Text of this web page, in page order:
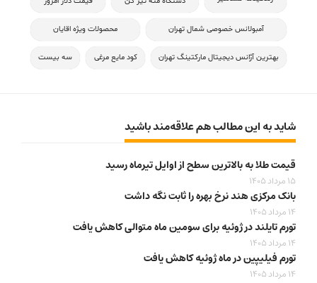
آمبولانس خصوصی شمال تهران محصولات ویژه اقایان
بهترین آژانس دیجیتال مارکتینگ تهران کود مایع مرغی سه بیست
شاید به این مطالب هم علاقه‌مند باشید
قیمت طلا به بالاترین سطح از اوایل تیرماه رسید
15 مرداد 1405
بانک مرکزی هند نرخ بهره را ثابت نگه داشت
14 مرداد 1405
تورم تایلند در ژوئیه برای سومین ماه متوالی کاهش یافت
14 مرداد 1405
تورم فیلیپین در ماه ژوئیه کاهش یافت
14 مرداد 1405